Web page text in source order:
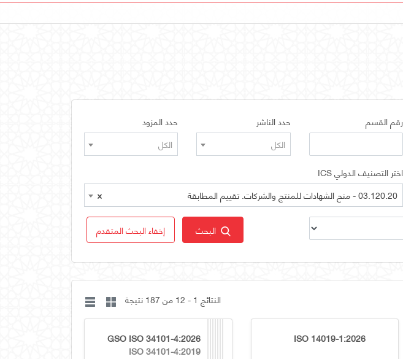
رقم القسم
حدد الناشر
الكل
حدد المزود
الكل
اختر التصنيف الدولي ICS
×
03.120.20 - منح الشهادات للمنتج والشركات. تقييم المطابقة
البحث إخفاء البحث المتقدم
النتائج 1 - 12 من 187 نتيجة
ISO 14019-1:2026
GSO ISO 34101-4:2026
ISO 34101-4:2019